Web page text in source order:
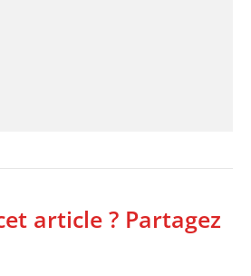
article ? Partagez